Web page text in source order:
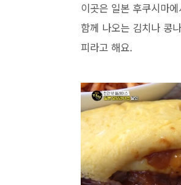
이곳은 일본 후쿠시마
함께 나오는 김치나 콩
피라고 해요.